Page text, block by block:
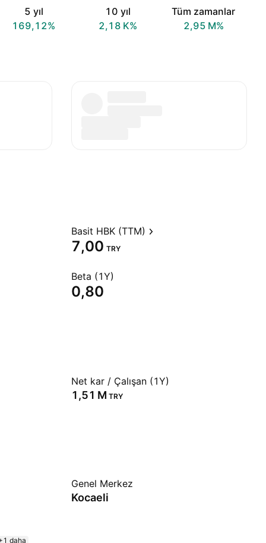
5 yıl
169,12%
10 yıl
‪2,18 K‬%
Tüm zamanlar
‪2,95 M‬%
Basit HBK (TTM)
7,00 TRY
Beta (1Y)
0,80
Net kar / Çalışan (1Y)
‪1,51 M‬ TRY
Genel Merkez
Kocaeli
daha